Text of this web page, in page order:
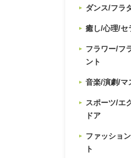
ダンス/フラ
癒し/心理/セ
フラワー/フ
ント
音楽/演劇/マ
スポーツ/エ
ドア
ファッショ
ト